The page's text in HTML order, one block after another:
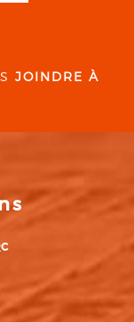
JOINDRE À